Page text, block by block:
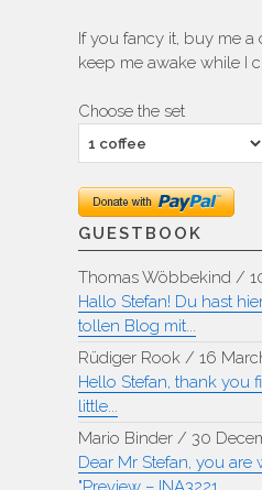
If you fancy it, buy me a
keep me awake while I
Choose the set
GUESTBOOK
Thomas Wöbbekind /
Hallo Stefan! Du hast
tollen Blog mit...
Rüdiger Rook / 16
Hello Stefan, thank you
little...
Mario Binder / 30
Dear Mr Stefan, you are